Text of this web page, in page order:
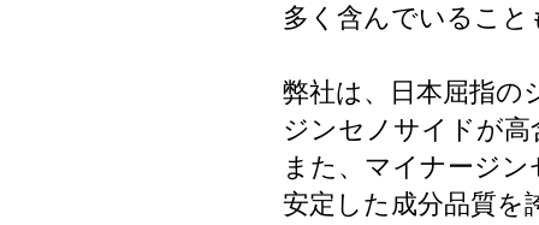
多く含んでいること
弊社は、日本屈指の
ジンセノサイドが高
また、マイナージ
安定した成分品質を